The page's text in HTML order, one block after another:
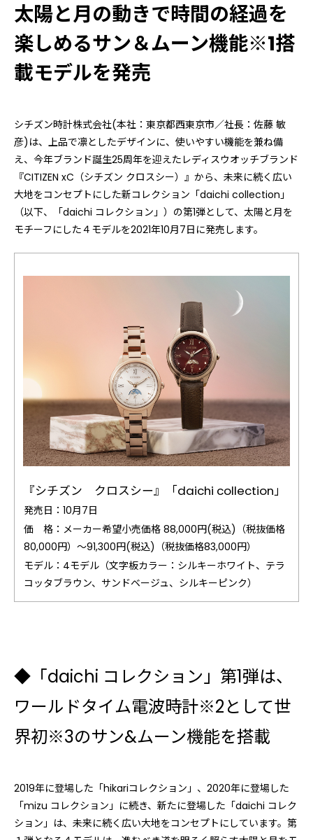
太陽と月の動きで時間の経過を
楽しめるサン＆ムーン機能※1搭
載モデルを発売
シチズン時計株式会社(本社：東京都西東京市／社長：佐藤 敏
彦)は、上品で凛としたデザインに、使いやすい機能を兼ね備
え、今年ブランド誕生25周年を迎えたレディスウオッチブランド
『CITIZEN xC（シチズン クロスシー）』から、未来に続く広い
大地をコンセプトにした新コレクション「daichi collection」
（以下、「daichi コレクション」）の第1弾として、太陽と月を
モチーフにした４モデルを2021年10月7日に発売します。
『シチズン クロスシー』「daichi collection」
発売日：10月7日
価 格：メーカー希望小売価格 88,000円(税込)（税抜価格
80,000円）～91,300円(税込)（税抜価格83,000円）
モデル：4モデル（文字板カラー：シルキーホワイト、テラ
コッタブラウン、サンドベージュ、シルキーピンク）
◆「daichi コレクション」第1弾は、
ワールドタイム電波時計※2として世
界初※3のサン&ムーン機能を搭載
2019年に登場した「hikariコレクション」、2020年に登場した
「mizu コレクション」に続き、新たに登場した「daichi コレク
ション」は、未来に続く広い大地をコンセプトにしています。第